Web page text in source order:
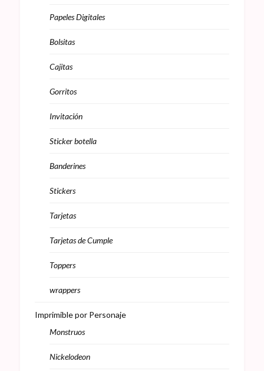
Papeles Digitales
Bolsitas
Cajitas
Gorritos
Invitación
Sticker botella
Banderines
Stickers
Tarjetas
Tarjetas de Cumple
Toppers
wrappers
Imprimible por Personaje
Monstruos
Nickelodeon